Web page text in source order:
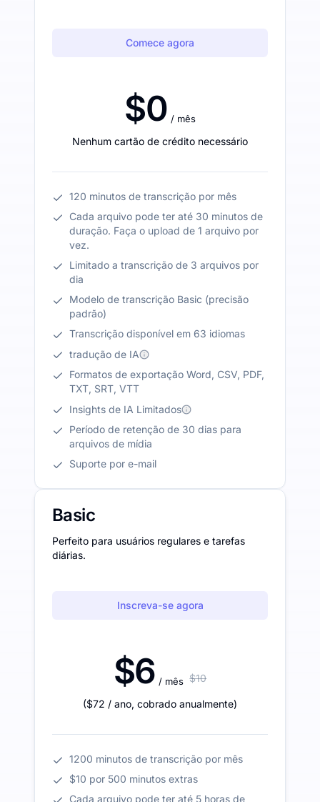
Comece agora
$0 / mês
Nenhum cartão de crédito necessário
120 minutos de transcrição por mês
Cada arquivo pode ter até 30 minutos de
duração. Faça o upload de 1 arquivo por
vez.
Limitado a transcrição de 3 arquivos por
dia
Modelo de transcrição Basic (precisão
padrão)
Transcrição disponível em 63 idiomas
tradução de IA
Formatos de exportação Word, CSV, PDF,
TXT, SRT, VTT
Insights de IA Limitados
Período de retenção de 30 dias para
arquivos de mídia
Suporte por e-mail
Basic
Perfeito para usuários regulares e tarefas
diárias.
Inscreva-se agora
$6 / mês $10
($72 / ano, cobrado anualmente)
1200 minutos de transcrição por mês
$10 por 500 minutos extras
Cada arquivo pode ter até 5 horas de